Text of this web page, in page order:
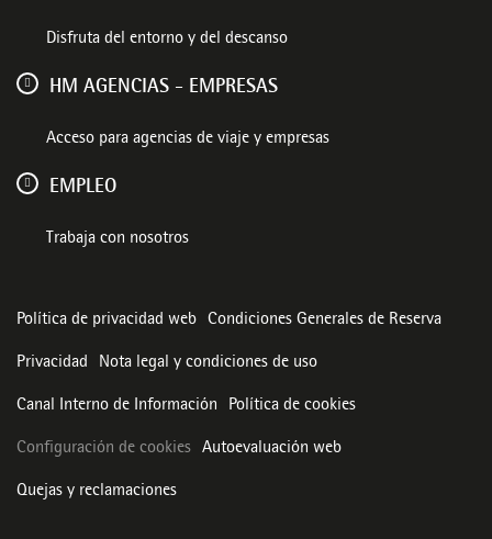
Disfruta del entorno y del descanso
HM AGENCIAS - EMPRESAS
Acceso para agencias de viaje y empresas
EMPLEO
Trabaja con nosotros
Política de privacidad web Condiciones Generales de Reserva
Privacidad Nota legal y condiciones de uso
Canal Interno de Información Política de cookies
Configuración de cookies Autoevaluación web
Quejas y reclamaciones